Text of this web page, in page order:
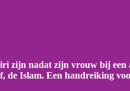
zijn nadat zijn vrouw bij een
de Islam. Een handreiking